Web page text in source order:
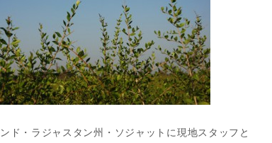
ド・ラジャスタン州・ソジャットに現地スタッフと